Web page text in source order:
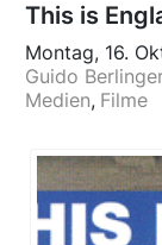
This is
Montag, 16.
Guido
Medien Filme